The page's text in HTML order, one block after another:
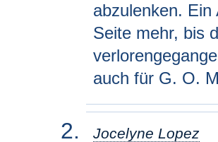
abzulenken.
Seite mehr, bis
auch für G. O.
Jocelyne Lopez